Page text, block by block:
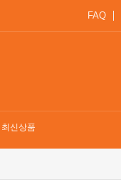
FAQ
최신상품